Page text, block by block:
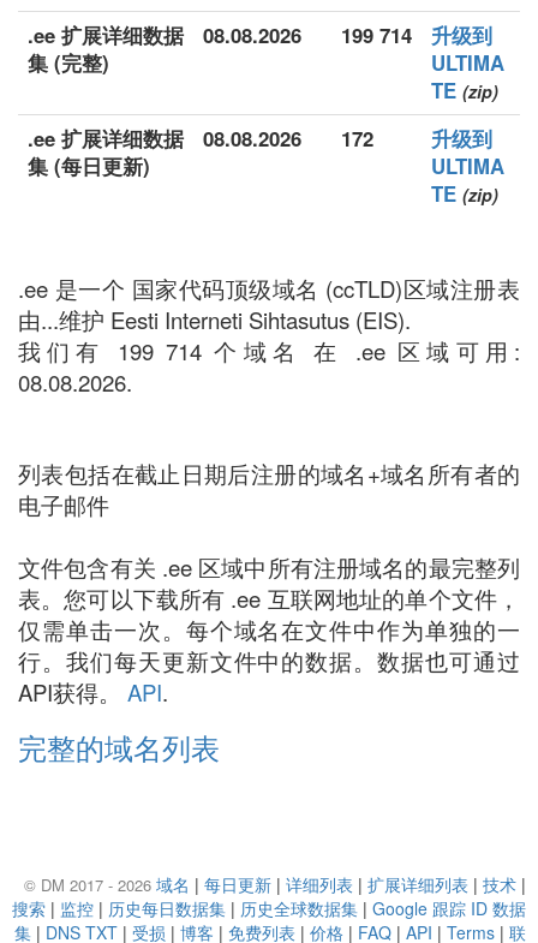
.ee 扩展详细数据
集 (完整)
08.08.2026 199 714
升级到
ULTIMA
TE (zip)
.ee 扩展详细数据
集 (每日更新)
08.08.2026 172
升级到
ULTIMA
TE (zip)
.ee 是一个 国家代码顶级域名 (ccTLD)区域注册表
由...维护 Eesti Interneti Sihtasutus (EIS).
我们有 199 714 个域名 在 .ee 区域可用:
08.08.2026.
列表包括在截止日期后注册的域名+域名所有者的
电子邮件
文件包含有关 .ee 区域中所有注册域名的最完整列
表。您可以下载所有 .ee 互联网地址的单个文件，
仅需单击一次。每个域名在文件中作为单独的一
行。我们每天更新文件中的数据。数据也可通过
API获得。 API.
完整的域名列表
© DM 2017 - 2026 域名 | 每日更新 | 详细列表 | 扩展详细列表 | 技术 |
搜索 | 监控 | 历史每日数据集 | 历史全球数据集 | Google 跟踪 ID 数据
集 | DNS TXT | 受损 | 博客 | 免费列表 | 价格 | FAQ | API | Terms | 联